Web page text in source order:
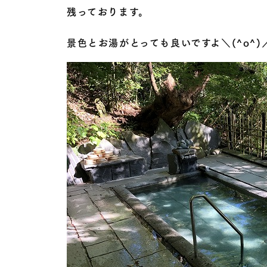
残っております。
景色とお湯がとっても良いですよ＼(^o^)